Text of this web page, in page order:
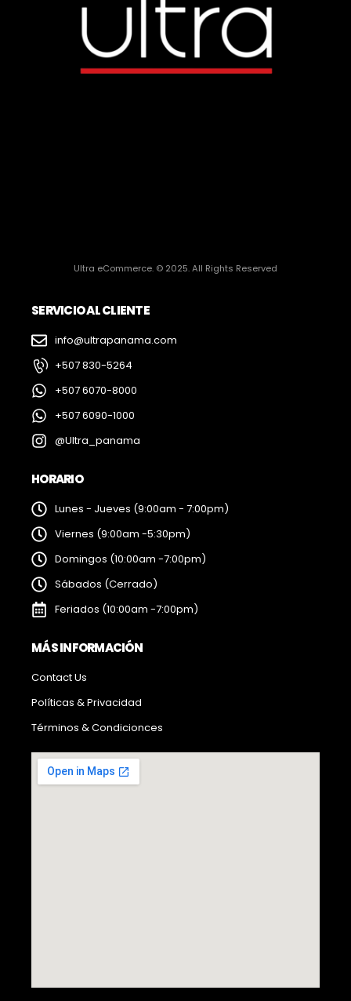
Ultra eCommerce. © 2025. All Rights Reserved
SERVICIO AL CLIENTE
info@ultrapanama.com
+507 830-5264
+507 6070-8000
+507 6090-1000
@Ultra_panama
HORARIO
Lunes - Jueves (9:00am - 7:00pm)
Viernes (9:00am -5:30pm)
Domingos (10:00am -7:00pm)
Sábados (Cerrado)
Feriados (10:00am -7:00pm)
MÁS INFORMACIÓN
Contact Us
Políticas & Privacidad
Términos & Condicionces